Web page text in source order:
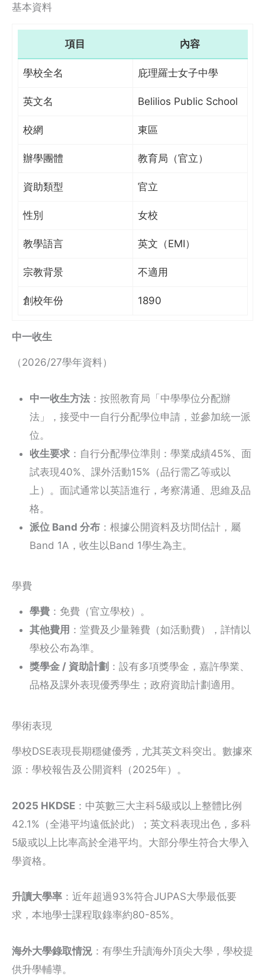
基本資料
項目 內容
學校全名 庇理羅士女子中學
英文名 Belilios Public School
校網 東區
辦學團體 教育局（官立）
資助類型 官立
性別 女校
教學語言 英文（EMI）
宗教背景 不適用
創校年份 1890
中一收生
（2026/27學年資料）
中一收生方法 ：按照教育局「中學學位分配辦
法」，接受中一自行分配學位申請，並參加統一派
位。
收生要求 ：自行分配學位準則：學業成績45%、面
試表現40%、課外活動15%（品行需乙等或以
上）。面試通常以英語進行，考察溝通、思維及品
格。
派位 Band 分布 ：根據公開資料及坊間估計，屬
Band 1A，收生以Band 1學生為主。
學費
學費 ：免費（官立學校）。
其他費用 ：堂費及少量雜費（如活動費），詳情以
學校公布為準。
獎學金 / 資助計劃 ：設有多項獎學金，嘉許學業、
品格及課外表現優秀學生；政府資助計劃適用。
學術表現
學校DSE表現長期穩健優秀，尤其英文科突出。數據來
源：學校報告及公開資料（2025年）。
2025 HKDSE ：中英數三大主科5級或以上整體比例
42.1%（全港平均遠低於此）；英文科表現出色，多科
5級或以上比率高於全港平均。大部分學生符合大學入
學資格。
升讀大學率 ：近年超過93%符合JUPAS大學最低要
求，本地學士課程取錄率約80-85%。
海外大學錄取情況 ：有學生升讀海外頂尖大學，學校提
供升學輔導。